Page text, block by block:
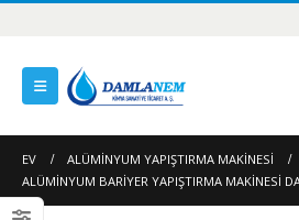
EV
ALÜMINYUM YAPIŞTIRMA MAKINESI
ALÜMINYUM BARIYER YAPIŞTIRMA MAKINESI